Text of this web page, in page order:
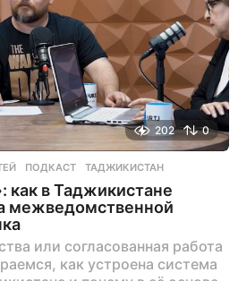
202 0
,ПОДКАСТ ,ТАДЖИКИСТАН
как в Таджикистане
межведомственной
или согласованная работа
как устроена система